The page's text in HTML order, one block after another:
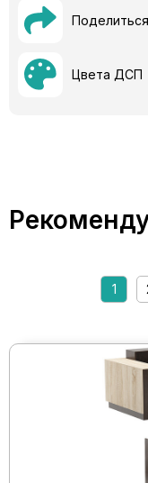
Поделиться
Цвета ДСП
1